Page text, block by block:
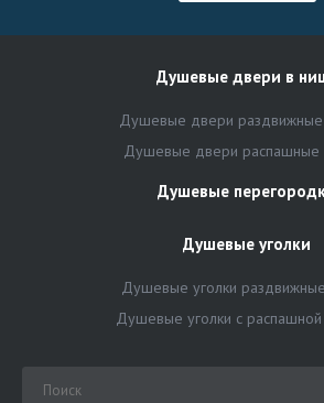
Душевые двери в
Душевые двери
Душевые двери распашные
Душевые
Душевые уголки
Душевые уголки
Душевые уголки с